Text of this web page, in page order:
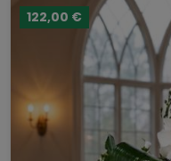
122,00 €